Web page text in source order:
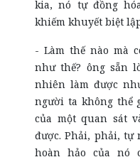
kia, nó tự đồng
khiếm khuyết biệt
- Làm thế nào mà
như thế? ông sẵn
nhiên làm được
người ta không thể
của một quan sát
được. Phải, phải,
hoàn hảo của nó